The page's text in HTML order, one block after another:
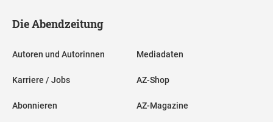
Die Abendzeitung
Autoren und Autorinnen
Karriere / Jobs
Abonnieren
Mediadaten
AZ-Shop
AZ-Magazine